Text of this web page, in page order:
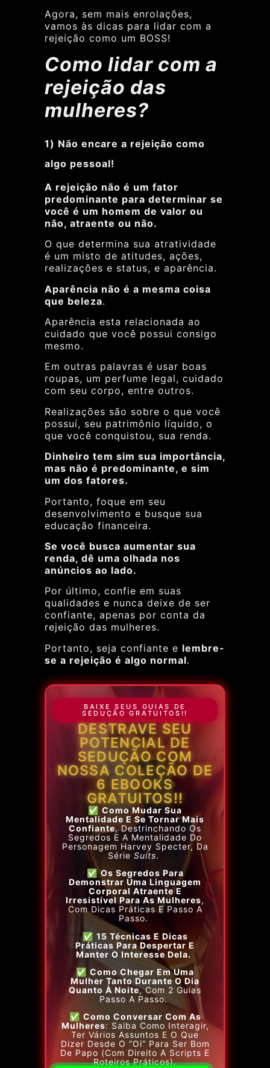
Agora, sem mais enrolações,
vamos às dicas para lidar com a
rejeição como um BOSS!
Como lidar com a
rejeição das
mulheres?
1) Não encare a rejeição como
algo pessoal!
A rejeição não é um fator
predominante para determinar se
você é um homem de valor ou
não, atraente ou não.
O que determina sua atratividade
é um misto de atitudes, ações,
realizações e status, e aparência.
Aparência não é a mesma coisa
que beleza.
Aparência esta relacionada ao
cuidado que você possui consigo
mesmo.
Em outras palavras é usar boas
roupas, um perfume legal, cuidado
com seu corpo, entre outros.
Realizações são sobre o que você
possuí, seu patrimônio líquido, o
que você conquistou, sua renda.
Dinheiro tem sim sua importância,
mas não é predominante, e sim
um dos fatores.
Portanto, foque em seu
desenvolvimento e busque sua
educação financeira.
Se você busca aumentar sua
renda, dê uma olhada nos
anúncios ao lado.
Por último, confie em suas
qualidades e nunca deixe de ser
confiante, apenas por conta da
rejeição das mulheres.
Portanto, seja confiante e lembre-
se a rejeição é algo normal.
BAIXE SEUS GUIAS DE
SEDUÇÃO GRATUITOS!!
DESTRAVE SEU
POTENCIAL DE
SEDUÇÃO COM
NOSSA COLEÇÃO DE
6 EBOOKS
GRATUITOS!!
✅ Como Mudar Sua
Mentalidade E Se Tornar Mais
Confiante, Destrinchando Os
Segredos E A Mentalidade Do
Personagem Harvey Specter, Da
Série Suits.
✅ Os Segredos Para
Demonstrar Uma Linguagem
Corporal Atraente E
Irresistível Para As Mulheres,
Com Dicas Práticas E Passo A
Passo.
✅ 15 Técnicas E Dicas
Práticas Para Despertar E
Manter O Interesse Dela.
✅ Como Chegar Em Uma
Mulher Tanto Durante O Dia
Quanto À Noite, Com 2 Guias
Passo A Passo.
✅ Como Conversar Com As
Mulheres: Saiba Como Interagir,
Ter Vários Assuntos E O Que
Dizer Desde O “oi” Para Ser Bom
De Papo (com Direito A Scripts E
Roteiros Práticos).